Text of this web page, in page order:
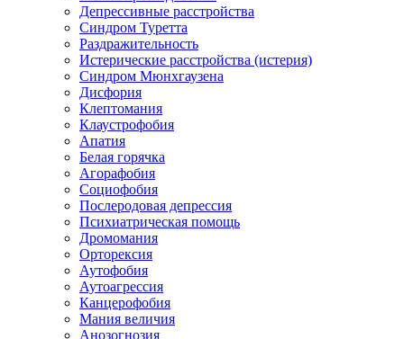
Депрессивные расстройства
Синдром Туретта
Раздражительность
Истерические расстройства (истерия)
Синдром Мюнхгаузена
Дисфория
Клептомания
Клаустрофобия
Апатия
Белая горячка
Агорафобия
Социофобия
Послеродовая депрессия
Психиатрическая помощь
Дромомания
Орторексия
Аутофобия
Аутоагрессия
Канцерофобия
Мания величия
Анозогнозия